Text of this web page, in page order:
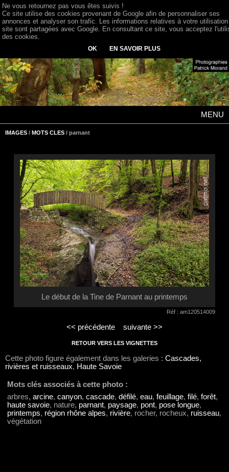
MENU
IMAGES / MOTS CLES / parnant
Le début de la Tine de Parnant au printemps
Réf : am120514009
<< précédente suivante >>
RETOUR VERS LES VIGNETTES
Cette photo figure également dans les galeries : Cascades,
rivières et ruisseaux, Haute Savoie
Mots clés associés à cette photo :
arbres, arcine, canyon, cascade, défilé, eau, feuillage, filé, forêt,
haute savoie, nature, parnant, paysage, pont, pose longue,
printemps, région rhône alpes, rivière, rocher, rocheux, ruisseau,
végétation
Ne vous retournez pas vous êtes suivis !
Ce site utilise des cookies provenant de Google afin de personnaliser ses
annonces et analyser son trafic. Les informations relatives à votre
site sont partagées avec Google. En consultant ce site, vous acceptez
des cookies.
OK EN SAVOIR PLUS